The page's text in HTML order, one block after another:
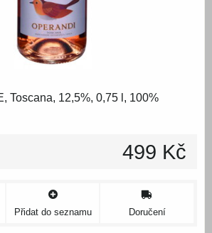
Toscana, 12,5%, 0,75 l, 100%
499 Kč
Přidat do seznamu Doručení